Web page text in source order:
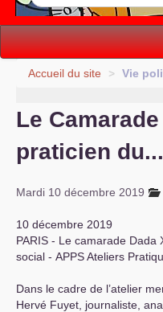
Vie politique
S’organiser
Comprendre...
Vie du site
Accueil du site > Vie
Le
praticien du...
Mardi 10 décembre 2019
10 décembre 2019
PARIS - Le camarade Dada
social - APPSAteliers
Dans le cadre de l’atelier
Hervé Fuyet, journaliste,